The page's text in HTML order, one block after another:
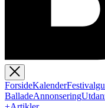
ForsideKalender
BalladeAnnonsering